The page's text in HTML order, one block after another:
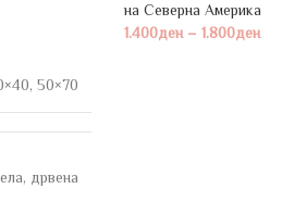
, 50×70
, дрвена
на Северна Америка
1.400ден –1.800ден